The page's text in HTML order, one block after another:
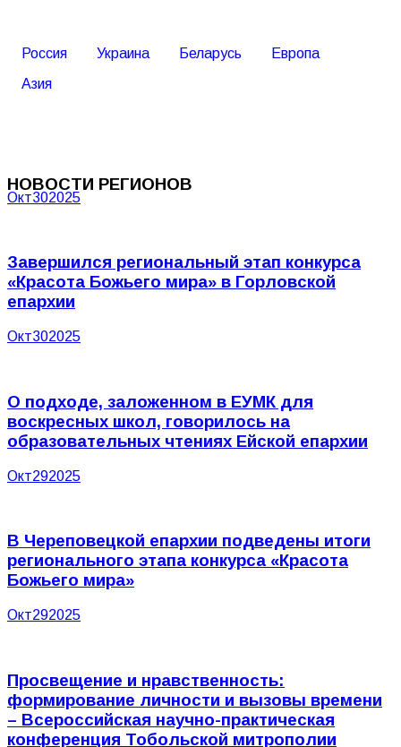
Россия Украина Беларусь
Европа
Азия
НОВОСТИ РЕГИОНОВ
Окт302025
Завершился региональный этап конкурса
«Красота Божьего мира» в Горловской
епархии
Окт302025
О подходе, заложенном в ЕУМК для
воскресных школ, говорилось на
образовательных чтениях Ейской епархии
Окт292025
В Череповецкой епархии подведены итоги
регионального этапа конкурса «Красота
Божьего мира»
Окт292025
Просвещение и нравственность:
формирование личности и вызовы времени
– Всероссийская научно-практическая
конференция Тобольской митрополии